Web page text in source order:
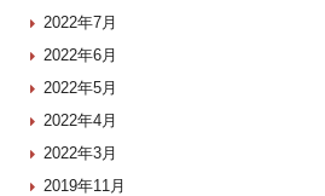
2022年7月
2022年6月
2022年5月
2022年4月
2022年3月
2019年11月